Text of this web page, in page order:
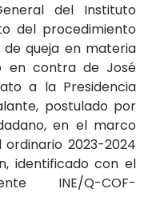
del Instituto
del procedimiento
queja en materia
en contra de José
a la Presidencia
postulado por
en el marco
2023-2024
identificado con el
INE/Q-COF-